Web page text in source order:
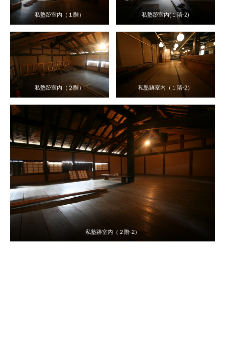
私塾跡室内（１階） 私塾跡室内(１階-2)
私塾跡室内（２階） 私塾跡室内（１階-2）
私塾跡室内（２階-2）